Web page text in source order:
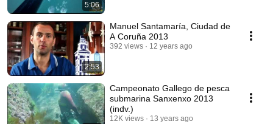
5:06
2:53
Manuel Santamaría, Ciudad de
A Coruña 2013
392 views 12 years ago
Campeonato Gallego de pesca
submarina Sanxenxo 2013
(indv.)
12K views 13 years ago